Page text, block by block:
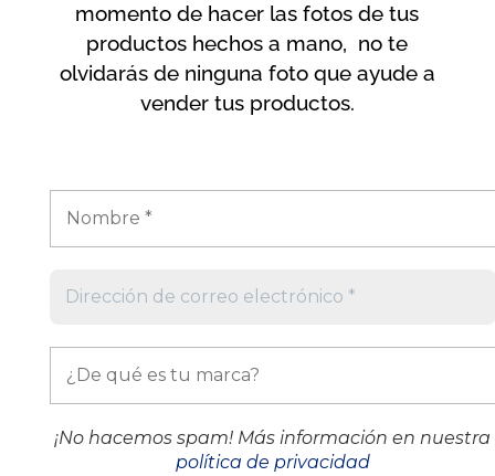
momento de hacer las fotos de tus
productos hechos a mano, no te
olvidarás de ninguna foto que ayude a
vender tus productos.
¡No hacemos spam! Más información en nuestra
política de privacidad